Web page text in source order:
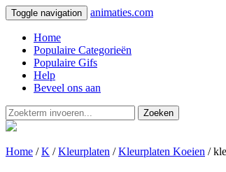
Toggle navigation animaties.com
Home
Populaire Categorieën
Populaire Gifs
Help
Beveel ons aan
Zoeken
Home /K /Kleurplaten /Kleurplaten Koeien /